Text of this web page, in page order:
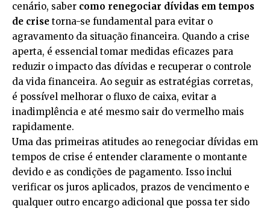
cenário, saber como renegociar dívidas em tempos
de crise torna-se fundamental para evitar o
agravamento da situação financeira. Quando a crise
aperta, é essencial tomar medidas eficazes para
reduzir o impacto das dívidas e recuperar o controle
da vida financeira. Ao seguir as estratégias corretas,
é possível melhorar o fluxo de caixa, evitar a
inadimplência e até mesmo sair do vermelho mais
rapidamente.
Uma das primeiras atitudes ao renegociar dívidas em
tempos de crise é entender claramente o montante
devido e as condições de pagamento. Isso inclui
verificar os juros aplicados, prazos de vencimento e
qualquer outro encargo adicional que possa ter sido